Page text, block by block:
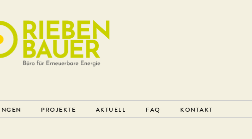
PROJEKTE AKTUELL FAQ KONTAKT